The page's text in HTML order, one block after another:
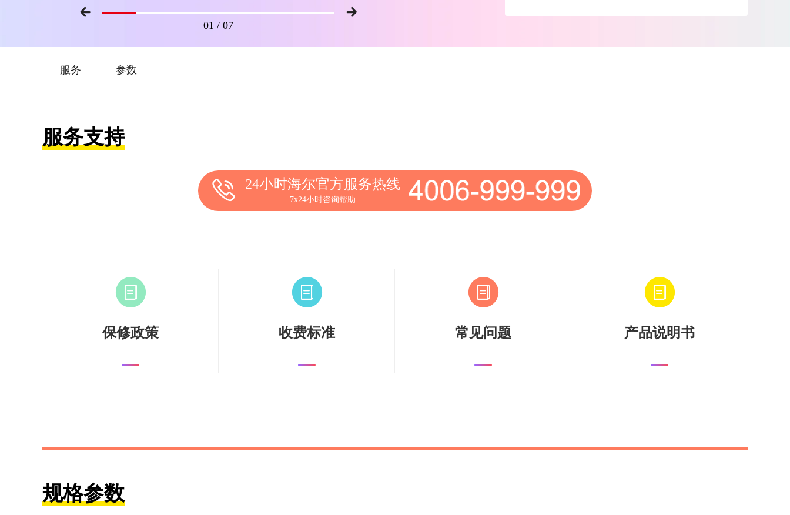
01 / 07
服务 参数
服务支持
24小时海尔官方服务热线
7x24小时咨询帮助
保修政策 收费标准 常见问题 产品说明书
规格参数